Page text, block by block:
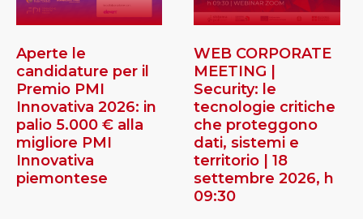
Aperte le
candidature per il
Premio PMI
Innovativa 2026: in
palio 5.000 € alla
migliore PMI
Innovativa
piemontese
WEB CORPORATE
MEETING |
Security: le
tecnologie critiche
che proteggono
dati, sistemi e
territorio | 18
settembre 2026, h
09:30